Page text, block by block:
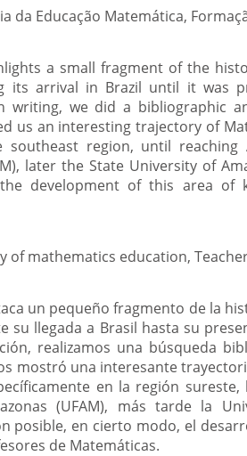
da Educação Matemática,
a small fragment of the
its arrival in Brazil until it was
writing, we did a bibliographic
us an interesting trajectory of
southeast region, until
later the State University of
development of this area
of mathematics education,
un pequeño fragmento de la
su llegada a Brasil hasta su
realizamos una búsqueda
mostró una interesante
en la región
(UFAM), más tarde la
posible, en cierto modo, el
de Matemáticas.